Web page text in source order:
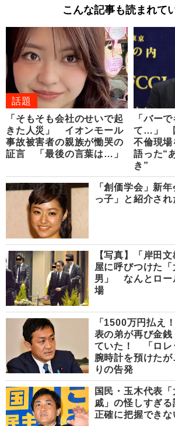
こんな記事も読まれて
話題
「そもそも会社のせいで起
きた人災」 イオンモール
事故被害者の親族が慟哭の
証言 「最後の言葉は…」
「バー
て…」
不倫現
語った“
き”
「創価学会」新
っ子」と紹介さ
【写真】「岸田
屋に呼びつけた
男」 なんとロー
場
「1500万円払え
表の弟が再び金
ていた！ 「ロレ
腕時計を預けた
りの告発
国民・玉木代表
戚」の怪しすぎ
正確に把握できな